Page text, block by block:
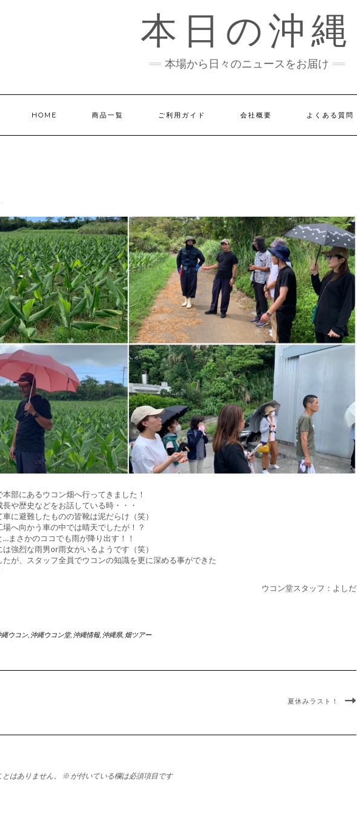
本日の沖縄
本場から日々のニュースをお届け
HOME 商品一覧 ご利用ガイド 会社概要 よくある質問
部にあるウコン畑へ行ってきました！
や歴史などをお話している時・・・
に避難したものの皆靴は泥だらけ（笑）
へ向かう車の中では晴天でしたが！？
まさかのココでも雨が降り出す！！
強烈な雨男or雨女がいるようです（笑）
が、スタッフ全員でウコンの知識を更に深める事ができた
ウコン堂スタッフ：よしだ
縄ウコン, 沖縄ウコン堂, 沖縄情報, 沖縄県, 畑ツアー
夏休みラスト！
はありません。 ※ が付いている欄は必須項目です